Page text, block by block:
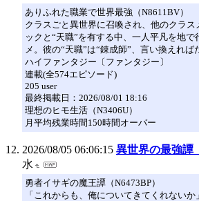
ありふれた職業で世界最強（N8611BV）
クラスごと異世界に召喚され、他のクラ
ックと“天職”を有する中、一人平凡を地で
メ。彼の“天職”は“錬成師”、言い換えれば
ハイファンタジー〔ファンタジー〕
連載(全574エピソード)
205 user
最終掲載日：2026/08/01 18:16
理想のヒモ生活（N3406U）
月平均残業時間150時間オーバー
2026/08/05 06:06:15 異世界の最強譚
水
勇者イサギの魔王譚（N6473BP）
「これからも、俺についてきてくれないか」